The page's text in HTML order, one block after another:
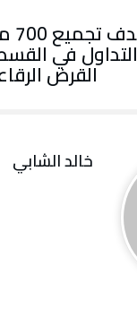
في
القرض
‬خالد ‬الشابي ‬